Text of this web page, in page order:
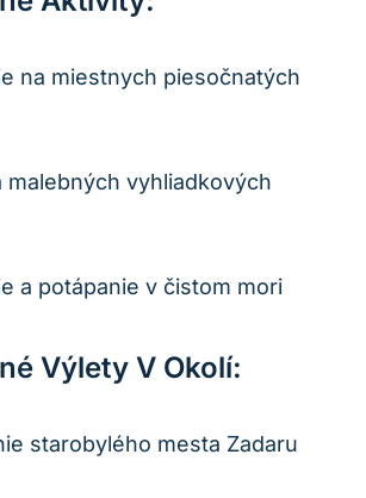
na miestnych piesočnatých
malebných vyhliadkových
a potápanie v čistom mori
Výlety V Okolí:
starobylého mesta Zadaru